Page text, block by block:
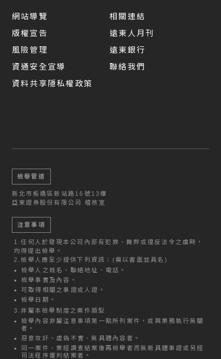
網站導覽
版權宣告
風險管理
資通安全宣導
資料共享隱私權政策
相關連結
遠東人月刊
遠東銀行
聯絡我們
檢舉管道
新北市板橋區新站路16號13樓
亞東證券股份有限公司 稽核室
注意事項
1.任何人於發現本公司內部有犯罪、舞弊或違反法令之虞時，
均得提出檢舉。
2.檢舉人應至少提供下列資訊：(需以書面並具名)
檢舉人之姓名、聯絡地址、電話。
檢舉事實及內容。
可取得相關之事證或人證。
檢舉日期。
3.非屬本檢舉制度之案件類型
檢舉內容非屬注意事項第一點所列案件，或與業務執行無關
者。
惡意攻訐、虛偽不實、無具體內容者。
同一案件、業經調查結案後再檢舉者而無新具體事證或另經
司法程序審判結案者。